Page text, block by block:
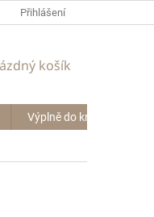
Přihlášení
košík
Výplně do krabic